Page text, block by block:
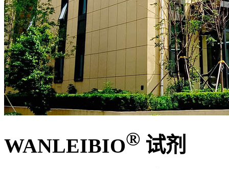
WANLEIBIO® 试剂